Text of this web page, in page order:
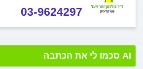
03-9624297
AI סכמו לי את הכתבה